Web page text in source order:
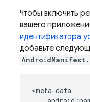
Чтобы включить
вашего
идентификатора
добавьте